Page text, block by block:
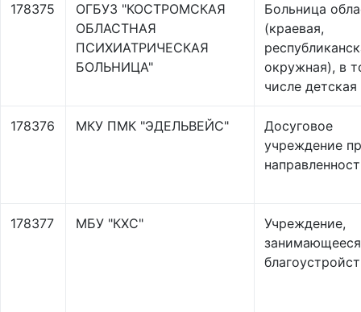
178375
ОГБУЗ "КОСТРОМСКАЯ
ОБЛАСТНАЯ
ПСИХИАТРИЧЕСКАЯ
БОЛЬНИЦА"
Больница
(краевая,
окружная), в
числе детская
178376 МКУ ПМК "ЭДЕЛЬВЕЙС"
Досуговое
учреждение
178377 МБУ "КХС"
Учреждение,
занимающееся